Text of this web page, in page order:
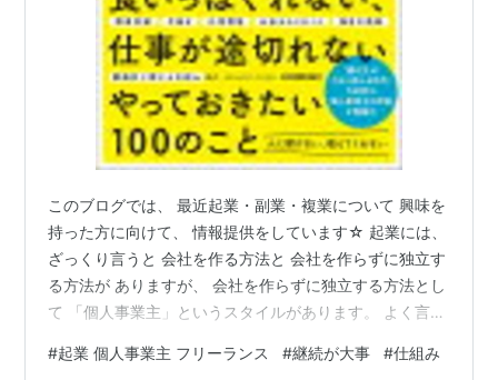
このブログでは、 最近起業・副業・複業について 興味を
持った方に向けて、 情報提供をしています☆ 起業には、
ざっくり言うと 会社を作る方法と 会社を作らずに独立す
る方法が ありますが、 会社を作らずに独立する方法とし
て 「個人事業主」というスタイルがあります。 よく言わ
ことです。 でも、会社を作るよりも お金がかからなかっ
#起業 個人事業主 フリーランス #継続が大事 #仕組み